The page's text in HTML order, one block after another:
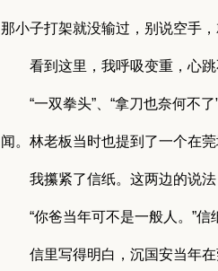
那小子打架就没输过，别说空手
看到这里，我呼吸变重，心跳
“一双拳头”、“拿刀也奈何不
闻。林老板当时也提到了一个在
我攥紧了信纸。这两边的说法
“你爸当年可不是一般人。”信
信里写得明白，沉国安当年